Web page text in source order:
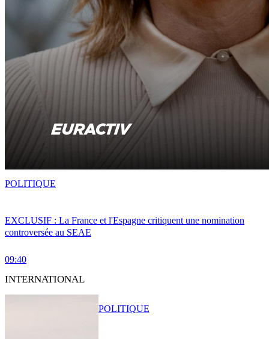
EXCLUSIF : La France et l'Espagne critiquent une nomination
controversée au SEAE
09:40
POLITIQUE
INTERNATIONAL
POLITIQUE